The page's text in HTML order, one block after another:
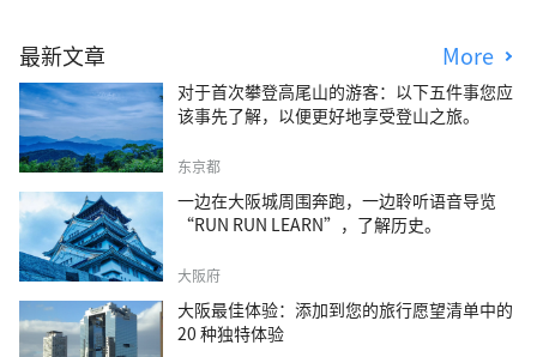
最新文章 More
对于首次攀登高尾山的游客：以下五件事您应
该事先了解，以便更好地享受登山之旅。
东京都
一边在大阪城周围奔跑，一边聆听语音导览
“RUN RUN LEARN”，了解历史。
大阪府
大阪最佳体验：添加到您的旅行愿望清单中的
20 种独特体验